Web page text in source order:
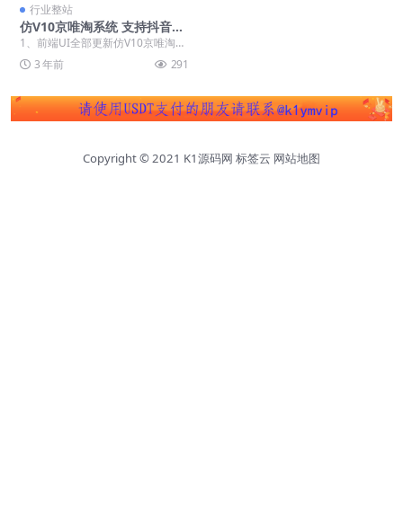
行业整站
仿V10京唯淘系统 支持抖音
+快手+刷宝+微视等所有主流
短视频点赞/关注/评论系统源
码
1、前端UI全部更新仿V10京唯淘系
统的 ； 2、修改支付接口为线下 ；
3、增...
3 年前 291
Copyright © 2021 K1源码网 标签云 网站地图